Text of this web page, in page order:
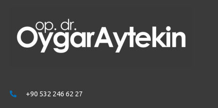
+90 532 246 62 27